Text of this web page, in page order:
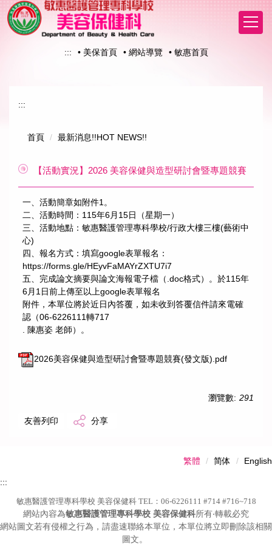
跳
到
主
::: • 美保首頁 • 網站導覽 • 敏惠首頁
:::
首頁 最新消息!!HOT NEWS!!
【活動實況】2026 美容保健與造型研討會暨專題競賽
一、活動簡章如附件1。
二、活動時間：115年6月15日（星期一）
三、活動地點：敏惠醫護管理專科學校/行政大樓三樓(藝術中
心)
四、報名方式：填寫google表單報名：
https://forms.gle/HEyvFaMAYrZXTU7i7
五、完成論文摘要與論文海報電子檔（.doc格式）。於115年
6月1日前上傳至以上google表單報名
附件，本單位將於近日內答覆，如未收到答覆信件請來電確
認（06-6226111轉717
. 陳惠姿 老師）。
2026美容保健與造型研討會暨專題競賽(發文版).pdf
瀏覽數: 291
友善列印 分享
繁體 简体 English
:::
敏惠醫護管理專科學校 美容保健科 TEL：06-6226111 #714 #716~718
網站內容為敏惠醫護管理專科學校 美容保健科所有‧轉載必究
網站圖文若有侵權之行為，請盡速聯絡本單位，本單位將立即刪除該相關
圖文。